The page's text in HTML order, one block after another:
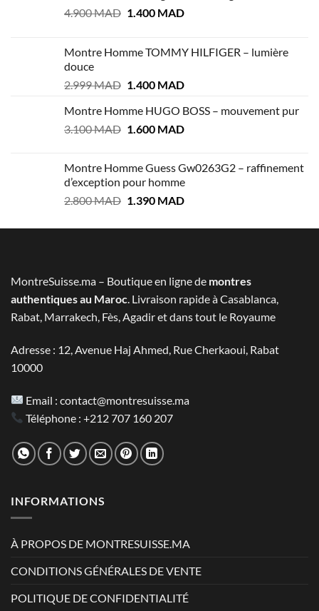
4.900MAD Le
était :
1.400 MADLe
est :
Montre Homme TOMMY HILFIGER – lumière
douce
2.999MAD Le
initial
était :
1.400 MADLe
actuel
est :
Montre Homme HUGO BOSS – mouvement pur
3.100MAD Le
était :
3.100 MAD.
1.600 MADLe
est :
1.600 MAD.
Montre Homme Guess Gw0263G2 – raffinement
d’exception pour homme
2.800MAD Le
initial
1.390 MADLe
actuel
MontreSuisse.ma – Boutique en ligne de montres
authentiques au Maroc. Livraison rapide à Casablanca,
Rabat, Marrakech, Fès, Agadir et dans tout le Royaume
Adresse : 12, Avenue Haj Ahmed, Rue Cherkaoui, Rabat
10000
Email :contact@montresuisse.ma
Téléphone :+212 707 160 207
INFORMATIONS
À PROPOS DE MONTRESUISSE.MA
CONDITIONS GÉNÉRALES DE VENTE
POLITIQUE DE CONFIDENTIALITÉ